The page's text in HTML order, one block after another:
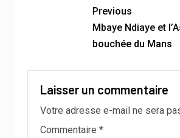
Previous
Mbaye Ndiaye et
bouchée du Mans
Laisser un commentaire
Votre adresse e-mail ne sera
Commentaire *